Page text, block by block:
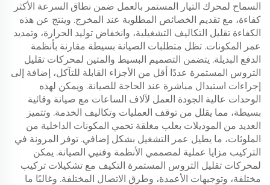
السماح لمحرك التيار المستمر بالعمل ضمن نطاق السرعة الأكثر
كفاءة، مع تقديم الخصائص المطلوبة عند المخرج. وينتج عن هذه
الكفاءة تقليل التكاليف التشغيلية، وانخفاض توليد الحرارة، وتمديد
عمر المكونات. تظل متطلبات الصيانة بسيطة مقارنة بأنظمة
الدفع البديلة. يتضمن التصميم البسيط والمتين لمحركات تقليل
التروس المستمرة عددًا أقل من الأجزاء القابلة للتآكل، إضافة إلى
إجراءات استبدال مباشرة عند الحاجة للصيانة. ويمكن لهذه
الوحدات عالية الجودة العمل لآلاف الساعات مع صيانة وقائية
بسيطة، مما يقلل من توقف العمليات وتكاليف الخدمة. وتتميز
العديد من الموديلات بعلب مغلقة تحمي المكونات الداخلية من
الملوثات، ما يطيل عمر التشغيل بشكل إضافي. توفر المرونة في
التركيب مزايا عملية لمصممي الأنظمة وفنيي الصيانة. يمكن
لمحركات تقليل التروس المستمرة التكيف مع تشكيلات تركيب
مختلفة، وتوجيهات الأعمدة، وطرق الاتصال المختلفة. وغالبًا ما